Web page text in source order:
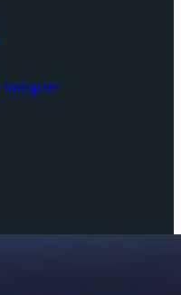
Instagram